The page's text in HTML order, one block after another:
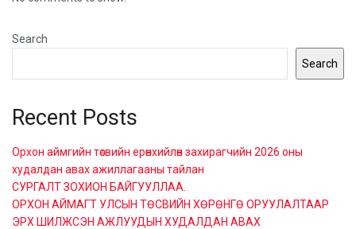
Search
Search
Recent Posts
Орхон аймгийн төсвийн ерөнхийлөн захирагчийн 2026 оны
худалдан авах ажиллагааны тайлан
СУРГАЛТ ЗОХИОН БАЙГУУЛЛАА.
ОРХОН АЙМАГТ УЛСЫН ТӨСВИЙН ХӨРӨНГӨ ОРУУЛАЛТААР
ЭРХ ШИЛЖСЭН АЖЛУУДЫН ХУДАЛДАН АВАХ